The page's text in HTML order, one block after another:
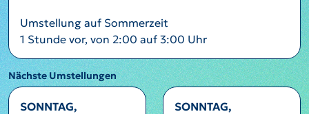
Umstellung auf Sommerzeit
1 Stunde vor, von 2:00 auf 3:00 Uhr
Nächste Umstellungen
SONNTAG,
SONNTAG,